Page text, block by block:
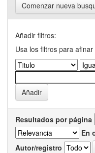
Comenzar nueva
Añadir filtros:
Usa los filtros para
Resultados por página
En
Autor/registro